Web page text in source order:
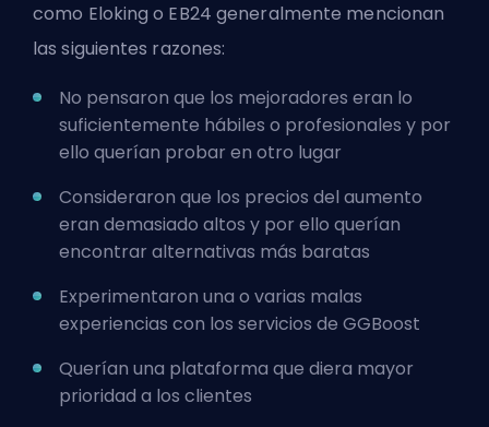
como Eloking o EB24 generalmente mencionan
las siguientes razones:
No pensaron que los mejoradores eran lo
suficientemente hábiles o profesionales y por
ello querían probar en otro lugar
Consideraron que los precios del aumento
eran demasiado altos y por ello querían
encontrar alternativas más baratas
Experimentaron una o varias malas
experiencias con los servicios de GGBoost
Querían una plataforma que diera mayor
prioridad a los clientes